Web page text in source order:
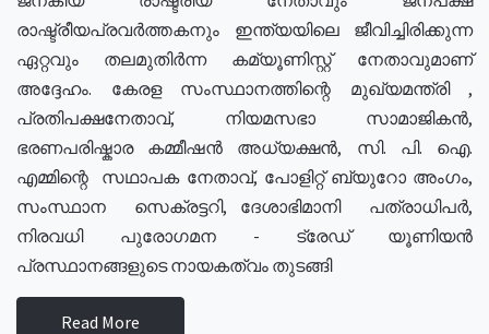
രാഷ്ട്രീയപ്രവർത്തകനും ഇന്ത്യയിലെ ജീവിച്ചിരിക്കുന്ന
ഏറ്റവും തലമുതിർന്ന കമ്യൂണിസ്റ്റ് നേതാവുമാണ്
അദ്ദേഹം. കേരള സംസ്ഥാനത്തിന്റെ മുഖ്യമന്ത്രി ,
പ്രതിപക്ഷനേതാവ്, നിയമസഭാ സാമാജികൻ,
ഭരണപരിഷ്കാര കമ്മീഷൻ അധ്യക്ഷൻ, സി. പി. ഐ.
എമ്മിന്റെ സഥാപക നേതാവ്, പോളിറ്റ് ബ്യുറോ അംഗം,
സംസ്ഥാന സെക്രട്ടറി, ദേശാഭിമാനി പത്രാധിപർ,
നിരവധി പുരോഗമന - ട്രേഡ് യൂണിയൻ
പ്രസ്ഥാനങ്ങളുടെ നായകത്വം തുടങ്ങി
Read More